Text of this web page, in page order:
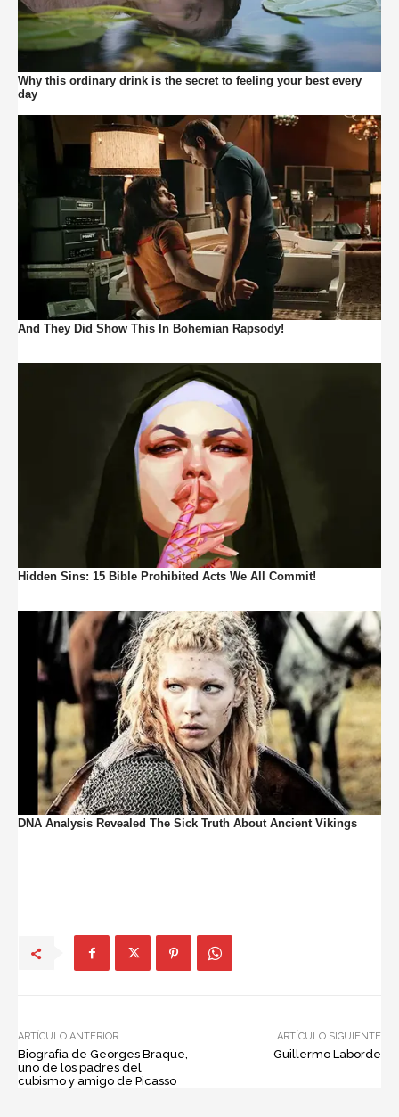
ARTÍCULO ANTERIOR
Biografía de Georges Braque,
uno de los padres del
cubismo y amigo de Picasso
ARTÍCULO SIGUIENTE
Guillermo Laborde